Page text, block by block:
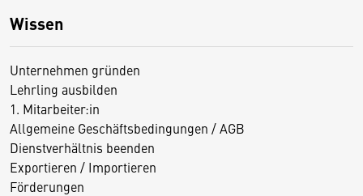
Wissen
Unternehmen gründen
Lehrling ausbilden
1. Mitarbeiter:in
Allgemeine Geschäftsbedingungen / AGB
Dienstverhältnis beenden
Exportieren / Importieren
Förderungen